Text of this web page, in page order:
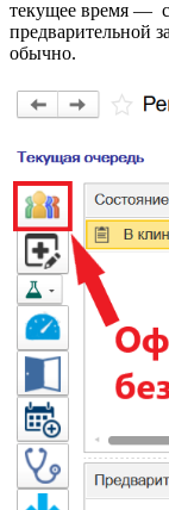
текущее время —
предварительной
обычно.